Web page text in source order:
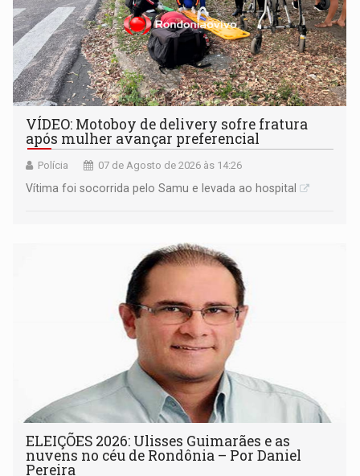
VÍDEO: Motoboy de delivery sofre fratura
após mulher avançar preferencial
Polícia 07 de Agosto de 2026 às 14:26
Vítima foi socorrida pelo Samu e levada ao hospital
ELEIÇÕES 2026: Ulisses Guimarães e as
nuvens no céu de Rondônia – Por Daniel
Pereira